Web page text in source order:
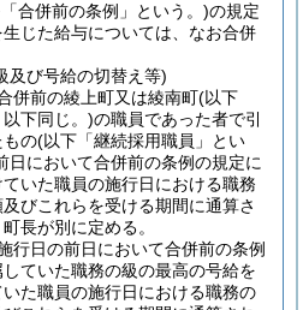
合併前の条例」という。)の規定
じた給与については、なお合併
及び号給の切替え等)
併前の綾上町又は綾南町(以下
以下同じ。)の職員であった者で引
もの(以下「継続採用職員」とい
日において合併前の条例の規定に
いた職員の施行日における職務
びこれらを受ける期間に通算さ
長が別に定める。
行日の前日において合併前の条例
ていた職務の級の最高の号給を
た職員の施行日における職務の